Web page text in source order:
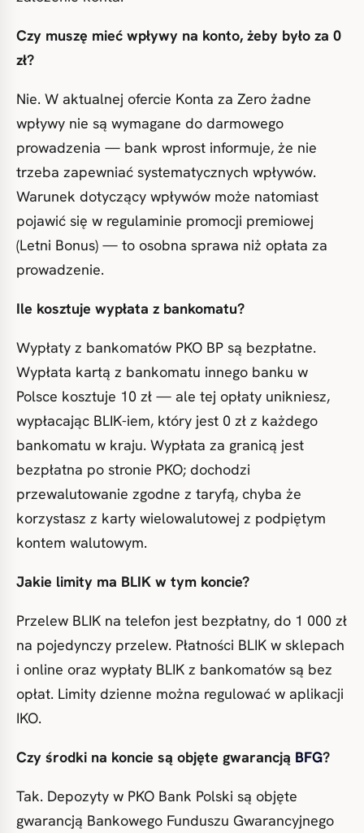
Czy muszę mieć wpływy na konto, żeby było za 0
zł?
Nie. W aktualnej ofercie Konta za Zero żadne
wpływy nie są wymagane do darmowego
prowadzenia — bank wprost informuje, że nie
trzeba zapewniać systematycznych wpływów.
Warunek dotyczący wpływów może natomiast
pojawić się w regulaminie promocji premiowej
(Letni Bonus) — to osobna sprawa niż opłata za
prowadzenie.
Ile kosztuje wypłata z bankomatu?
Wypłaty z bankomatów PKO BP są bezpłatne.
Wypłata kartą z bankomatu innego banku w
Polsce kosztuje 10 zł — ale tej opłaty unikniesz,
wypłacając BLIK-iem, który jest 0 zł z każdego
bankomatu w kraju. Wypłata za granicą jest
bezpłatna po stronie PKO; dochodzi
przewalutowanie zgodne z taryfą, chyba że
korzystasz z karty wielowalutowej z podpiętym
kontem walutowym.
Jakie limity ma BLIK w tym koncie?
Przelew BLIK na telefon jest bezpłatny, do 1 000 zł
na pojedynczy przelew. Płatności BLIK w sklepach
i online oraz wypłaty BLIK z bankomatów są bez
opłat. Limity dzienne można regulować w aplikacji
IKO.
Czy środki na koncie są objęte gwarancją BFG?
Tak. Depozyty w PKO Bank Polski są objęte
gwarancją Bankowego Funduszu Gwarancyjnego